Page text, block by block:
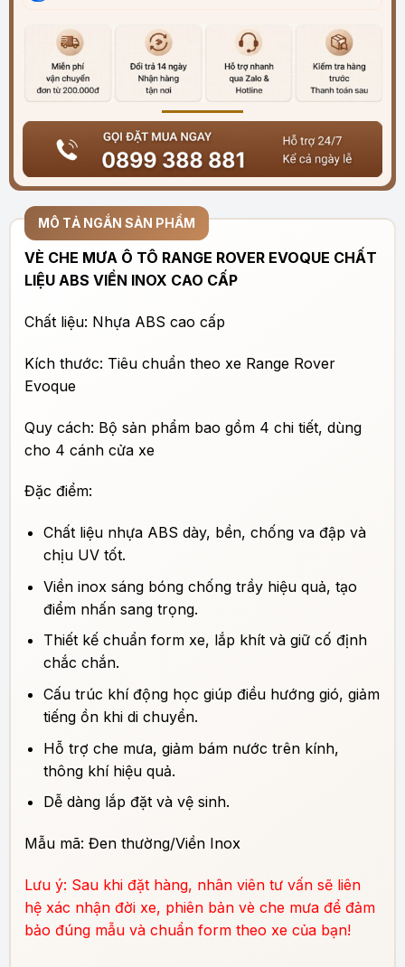
MÔ TẢ NGẮN SẢN PHẨM
VÈ CHE MƯA Ô TÔ RANGE ROVER EVOQUE CHẤT
LIỆU ABS VIỀN INOX CAO CẤP
Chất liệu: Nhựa ABS cao cấp
Kích thước: Tiêu chuẩn theo xe Range Rover
Evoque
Quy cách: Bộ sản phẩm bao gồm 4 chi tiết, dùng
cho 4 cánh cửa xe
Đặc điểm:
Chất liệu nhựa ABS dày, bền, chống va đập và
chịu UV tốt.
Viền inox sáng bóng chống trầy hiệu quả, tạo
điểm nhấn sang trọng.
Thiết kế chuẩn form xe, lắp khít và giữ cố định
chắc chắn.
Cấu trúc khí động học giúp điều hướng gió, giảm
tiếng ồn khi di chuyển.
Hỗ trợ che mưa, giảm bám nước trên kính,
thông khí hiệu quả.
Dễ dàng lắp đặt và vệ sinh.
Mẫu mã: Đen thường/Viền Inox
Lưu ý: Sau khi đặt hàng, nhân viên tư vấn sẽ liên
hệ xác nhận đời xe, phiên bản vè che mưa để đảm
bảo đúng mẫu và chuẩn form theo xe của bạn!